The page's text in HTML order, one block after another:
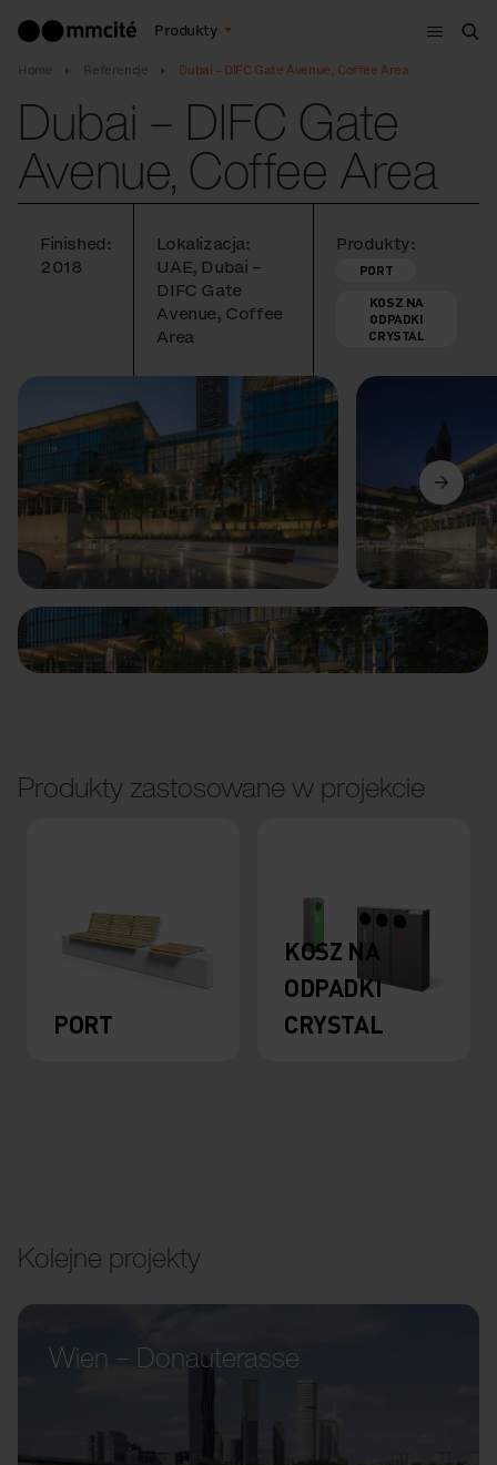
Produkty
Menu
Home Referencje Dubai – DIFC Gate Avenue, Coffee Area
Dubai – DIFC Gate
Avenue, Coffee Area
Finished:
2018
Lokalizacja:
UAE, Dubai –
DIFC Gate
Avenue, Coffee
Area
Produkty:
PORT
KOSZ NA
ODPADKI
CRYSTAL
Poprzedni Dalej
Produkty zastosowane w projekcie
PORT
KOSZ NA
ODPADKI
CRYSTAL
Kolejne projekty
Wien – Donauterasse